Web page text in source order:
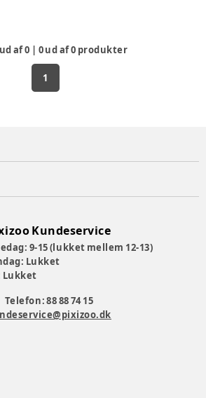
ud af0 | 0ud af0 produkter
1
Kundeservice
9-15 (lukket mellem 12-13)
Lukket
Lukket
Telefon: 88 88 74 15